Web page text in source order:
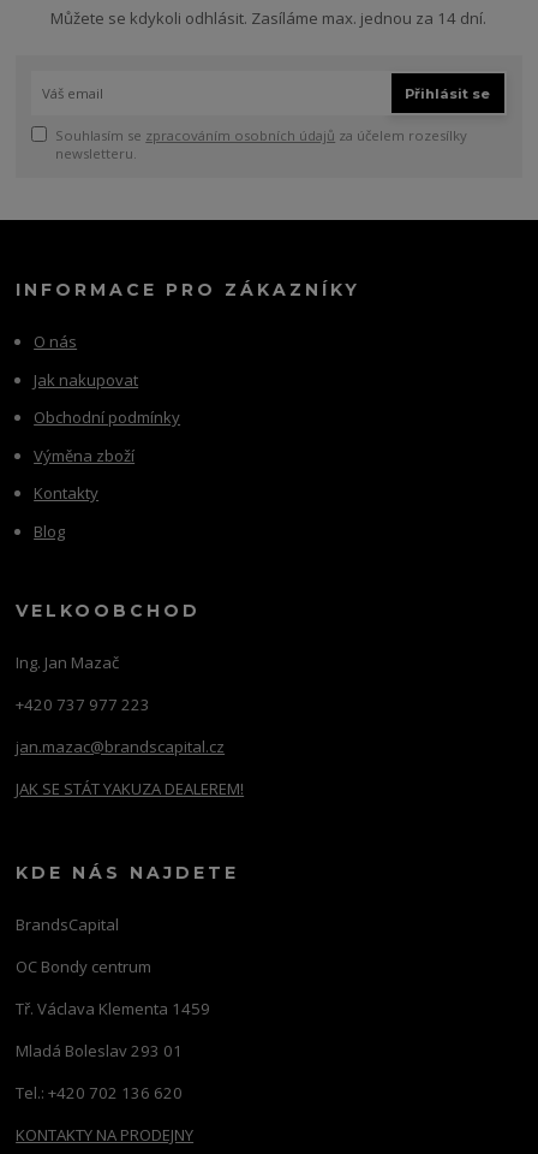
Můžete se kdykoli odhlásit. Zasíláme max. jednou za 14 dní.
Přihlásit se
Souhlasím se zpracováním osobních údajů za účelem rozesílky
newsletteru.
INFORMACE PRO ZÁKAZNÍKY
O nás
Jak nakupovat
Obchodní podmínky
Výměna zboží
Kontakty
Blog
VELKOOBCHOD
Ing. Jan Mazač
+420 737 977 223
jan.mazac@brandscapital.cz
JAK SE STÁT YAKUZA DEALEREM!
KDE NÁS NAJDETE
BrandsCapital
OC Bondy centrum
Tř. Václava Klementa 1459
Mladá Boleslav 293 01
Tel.: +420 702 136 620
KONTAKTY NA PRODEJNY